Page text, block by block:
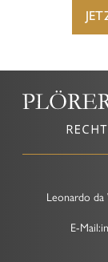
Leonardo da
E-Mail: